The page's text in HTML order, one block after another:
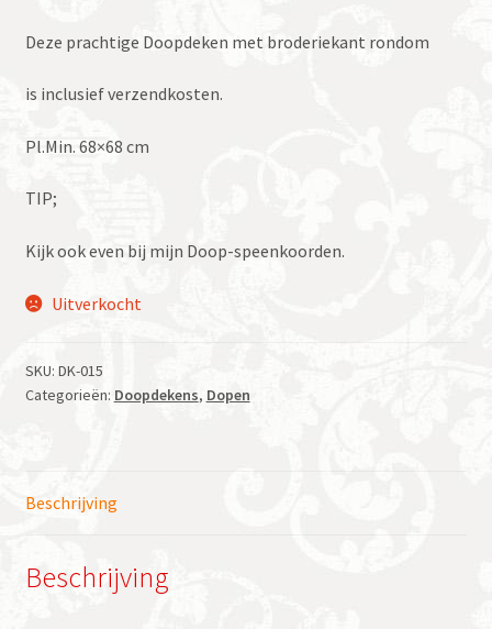
Deze prachtige Doopdeken met broderiekant rondom
is inclusief verzendkosten.
Pl.Min. 68×68 cm
TIP;
Kijk ook even bij mijn Doop-speenkoorden.
Uitverkocht
SKU: DK-015
Categorieën: Doopdekens, Dopen
Beschrijving
Beschrijving